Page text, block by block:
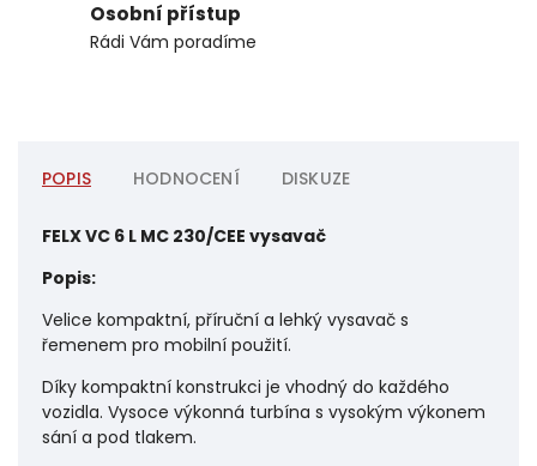
Osobní přístup
Rádi Vám poradíme
POPIS HODNOCENÍ DISKUZE
FELX VC 6 L MC 230/CEE vysavač
Popis:
Velice kompaktní, příruční a lehký vysavač s
řemenem pro mobilní použití.
Díky kompaktní konstrukci je vhodný do každého
vozidla. Vysoce výkonná turbína s vysokým výkonem
sání a pod tlakem.